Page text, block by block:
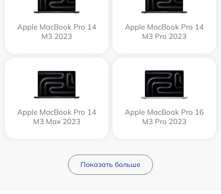
Apple MacBook Pro 14
M3 2023
Apple MacBook Pro 14
M3 Pro 2023
Apple MacBook Pro 14
M3 Max 2023
Apple MacBook Pro 16
M3 Pro 2023
Показать больше